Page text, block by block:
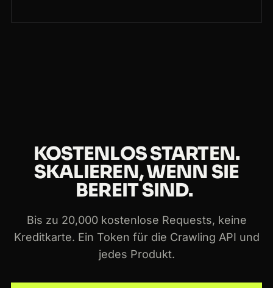
KOSTENLOS STARTEN.
SKALIEREN, WENN SIE
BEREIT SIND.
Bis zu 20,000 kostenlose Requests, keine
Kreditkarte. Ein Token für die Crawling API und
jedes Produkt.